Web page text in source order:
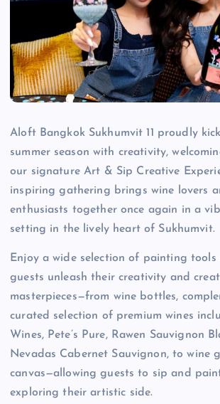
Aloft Bangkok Sukhumvit 11 proudly
summer season with creativity,
our signature Art & Sip Creative
inspiring gathering brings wine lovers
enthusiasts together once again in a
setting in the lively heart of Sukhumvit.
Enjoy a wide selection of painting tools
guests unleash their creativity and
masterpieces—from wine bottles,
curated selection of premium wines
Wines, Pete’s Pure, Rawen Sauvignon
Nevadas Cabernet Sauvignon, to wine
canvas—allowing guests to sip and
exploring their artistic side.